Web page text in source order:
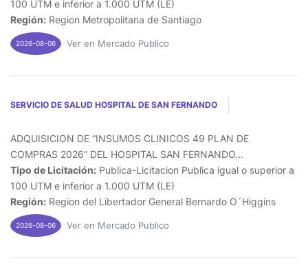
100 UTM e inferior a 1.000 UTM (LE)
Región: Region Metropolitana de Santiago
2026-08-06 Ver en Mercado Publico
SERVICIO DE SALUD HOSPITAL DE SAN FERNANDO
ADQUISICION DE “INSUMOS CLINICOS 49 PLAN DE
COMPRAS 2026” DEL HOSPITAL SAN FERNANDO...
Tipo de Licitación: Publica-Licitacion Publica igual o superior a
100 UTM e inferior a 1.000 UTM (LE)
Región: Region del Libertador General Bernardo O´Higgins
2026-08-06 Ver en Mercado Publico